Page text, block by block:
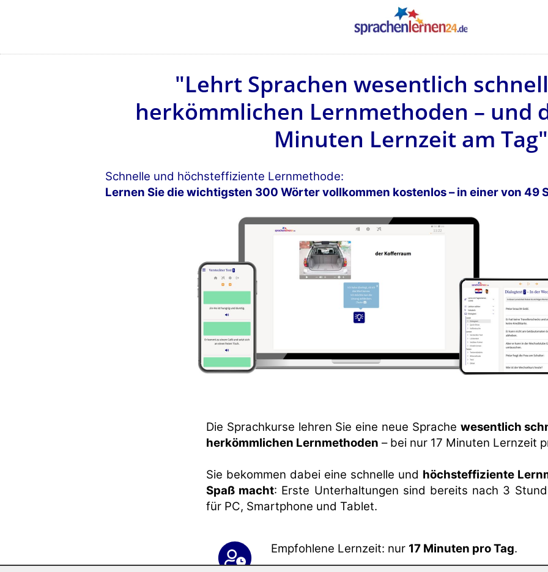
"Lehrt Sprachen wesentlich
herkömmlichen Lernmethoden – und
Minuten Lernzeit am Tag"
Schnelle und höchsteffiziente Lernmethode:
Lernen Sie die wichtigsten 300 Wörter vollkommen kostenlos – in einer von 49
Die Sprachkurse lehren Sie eine neue Sprache wesentlich
herkömmlichen Lernmethoden – bei nur 17 Minuten Lernzeit
Sie bekommen dabei eine schnelle und höchsteffiziente
Spaß macht: Erste Unterhaltungen sind bereits nach 3
für PC, Smartphone und Tablet.
Empfohlene Lernzeit: nur 17 Minuten pro Tag.